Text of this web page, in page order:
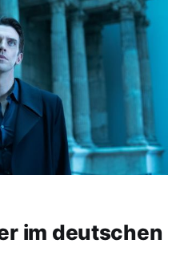
im deutschen